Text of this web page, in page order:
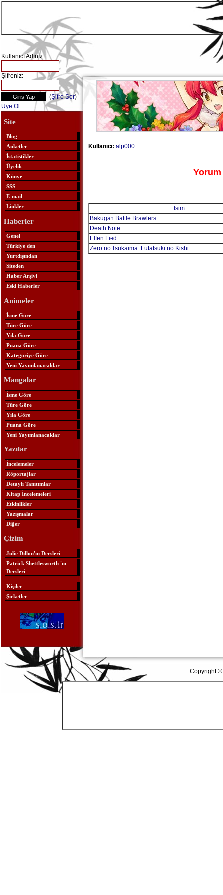
Kullanıcı Adınız:
Şifreniz:
(Şifre Sor)
Üye Ol
Site
Blog
Anketler
İstatistikler
Üyelik
Künye
SSS
E-mail
Linkler
Haberler
Genel
Türkiye'den
Yurtdışından
Siteden
Haber Arşivi
Eski Haberler
Animeler
İsme Göre
Türe Göre
Yıla Göre
Puana Göre
Kategoriye Göre
Yeni Yayımlanacaklar
Mangalar
İsme Göre
Türe Göre
Yıla Göre
Puana Göre
Yeni Yayımlanacaklar
Yazılar
İncelemeler
Röportajlar
Detaylı Tanıtımlar
Kitap İncelemeleri
Etkinlikler
Yazışmalar
Diğer
Çizim
Julie Dillon'ın Dersleri
Patrick Shettlesworth 'ın
Dersleri
Kişiler
Şirketler
Kullanıcı: alp000
Yorum
İsim
Bakugan Battle Brawlers
Death Note
Elfen Lied
Zero no Tsukaima: Futatsuki no Kishi
Copyright ©